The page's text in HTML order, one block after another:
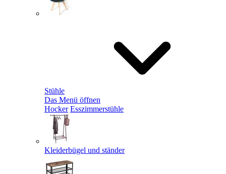
Stühle
Das Menü öffnen
Hocker Esszimmerstühle
Kleiderbügel und ständer